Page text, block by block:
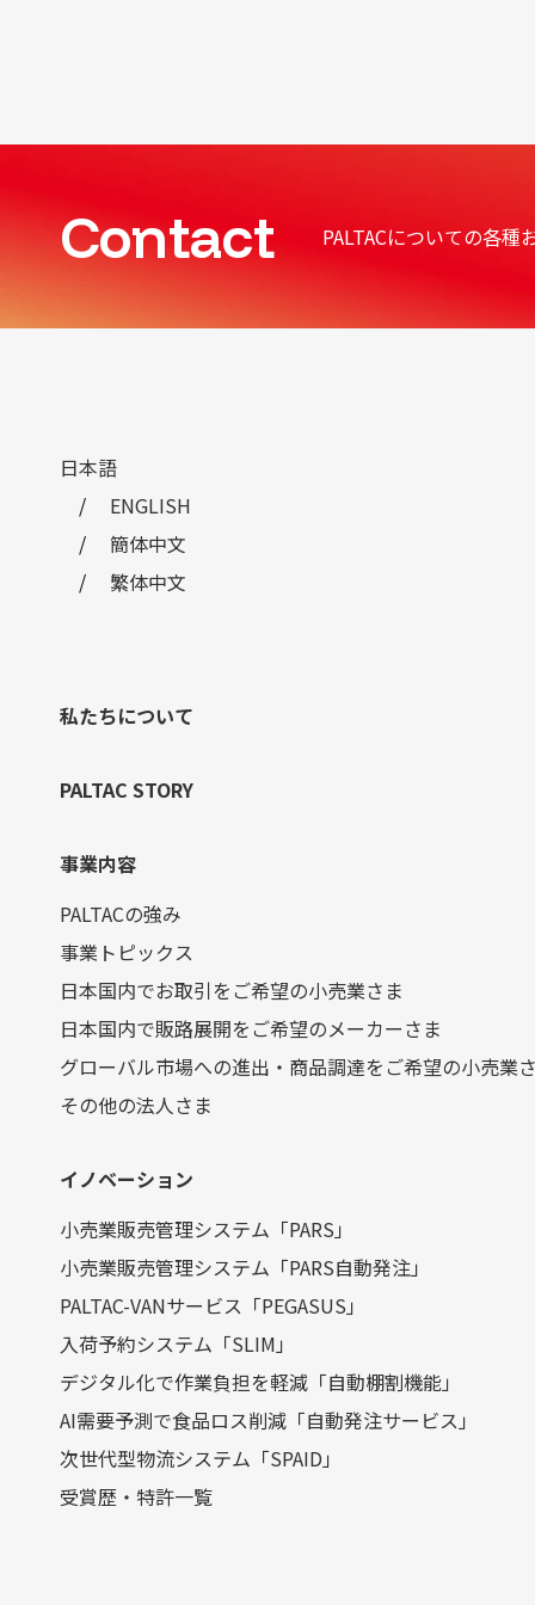
Contact PALTACについての各
日本語
ENGLISH
簡体中文
繁体中文
私たちについて
PALTAC STORY
事業内容
PALTACの強み
事業トピックス
日本国内でお取引をご希望の小売業さま
日本国内で販路展開をご希望のメーカーさま
グローバル市場への進出・商品調達をご希望の小売業
その他の法人さま
イノベーション
小売業販売管理システム「PARS」
小売業販売管理システム「PARS自動発注」
PALTAC-VANサービス「PEGASUS」
入荷予約システム「SLIM」
デジタル化で作業負担を軽減「自動棚割機能」
AI需要予測で食品ロス削減「自動発注サービス」
次世代型物流システム「SPAID」
受賞歴・特許一覧